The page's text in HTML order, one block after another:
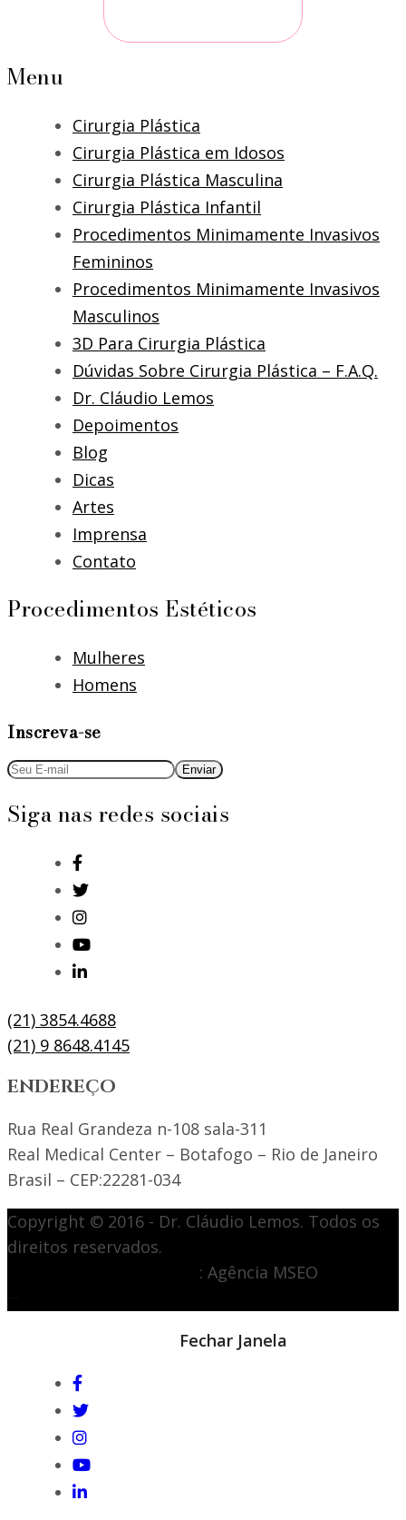
Menu
Cirurgia Plástica
Cirurgia Plástica em Idosos
Cirurgia Plástica Masculina
Cirurgia Plástica Infantil
Procedimentos Minimamente Invasivos
Femininos
Procedimentos Minimamente Invasivos
Masculinos
3D Para Cirurgia Plástica
Dúvidas Sobre Cirurgia Plástica – F.A.Q.
Dr. Cláudio Lemos
Depoimentos
Blog
Dicas
Artes
Imprensa
Contato
Procedimentos Estéticos
Mulheres
Homens
Inscreva-se
Siga nas redes sociais
(21) 3854.4688
(21) 9 8648.4145
ENDEREÇO
Rua Real Grandeza n-108 sala-311
Real Medical Center – Botafogo – Rio de Janeiro
Brasil – CEP:22281-034
Copyright © 2016 - Dr. Cláudio Lemos. Todos os
direitos reservados.
: Agência MSEO
Fechar Janela